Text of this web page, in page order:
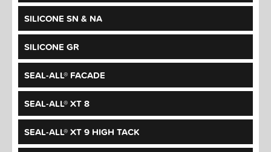
SILICONE SN & NA
SILICONE GR
SEAL-ALL® FACADE
SEAL-ALL® XT 8
SEAL-ALL® XT 9 HIGH TACK